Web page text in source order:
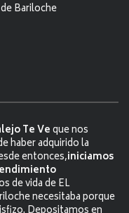
Bariloche
Te Veque nos
haber adquirido la
entonces,iniciamos
de vida de EL
necesitaba porque